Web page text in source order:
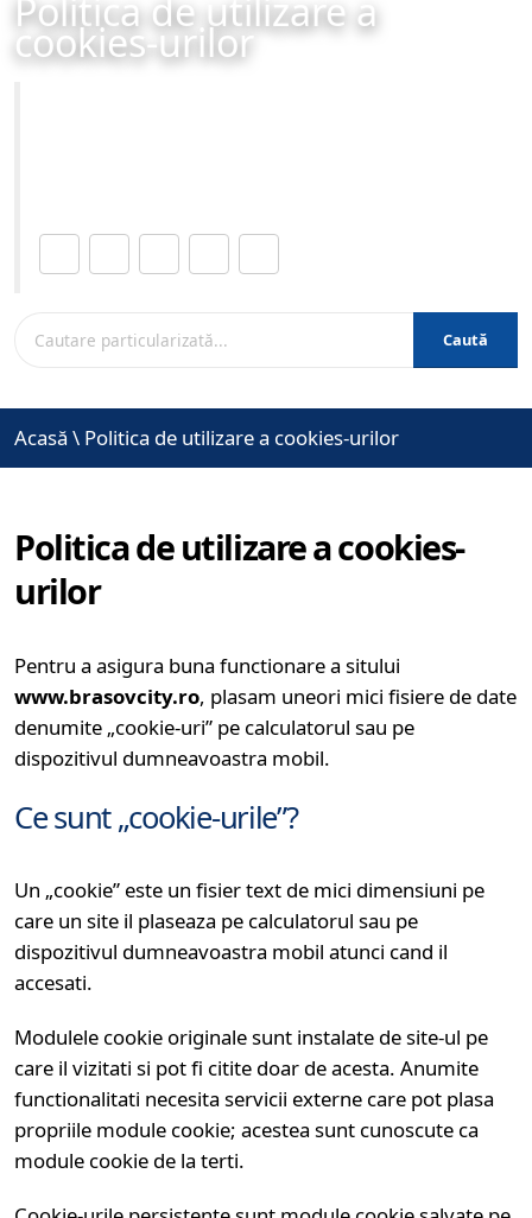
Politica de utilizare a
cookies-urilor
Caută
Acasă \ Politica de utilizare a cookies-urilor
Politica de utilizare a cookies-
urilor
Pentru a asigura buna functionare a sitului
www.brasovcity.ro, plasam uneori mici fisiere de date
denumite „cookie-uri” pe calculatorul sau pe
dispozitivul dumneavoastra mobil.
Ce sunt „cookie-urile”?
Un „cookie” este un fisier text de mici dimensiuni pe
care un site il plaseaza pe calculatorul sau pe
dispozitivul dumneavoastra mobil atunci cand il
accesati.
Modulele cookie originale sunt instalate de site-ul pe
care il vizitati si pot fi citite doar de acesta. Anumite
functionalitati necesita servicii externe care pot plasa
propriile module cookie; acestea sunt cunoscute ca
module cookie de la terti.